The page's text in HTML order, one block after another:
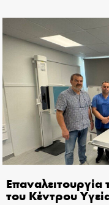
Επαναλειτουργία
του Κέντρου